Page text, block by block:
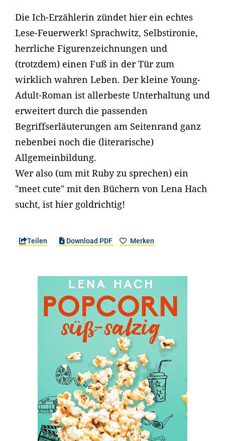
Die Ich-Erzählerin zündet hier ein echtes
Lese-Feuerwerk! Sprachwitz, Selbstironie,
herrliche Figurenzeichnungen und
(trotzdem) einen Fuß in der Tür zum
wirklich wahren Leben. Der kleine Young-
Adult-Roman ist allerbeste Unterhaltung und
erweitert durch die passenden
Begriffserläuterungen am Seitenrand ganz
nebenbei noch die (literarische)
Allgemeinbildung.
Wer also (um mit Ruby zu sprechen) ein
"meet cute" mit den Büchern von Lena Hach
sucht, ist hier goldrichtig!
Teilen Download PDF Merken